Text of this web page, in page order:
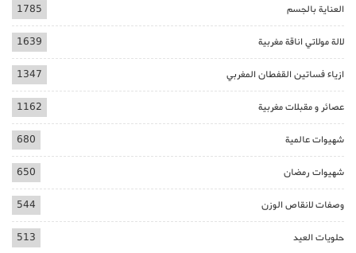
العناية بالجسم 1785
لالة مولاتي اناقة مغربية 1639
ازياء فساتين القفطان المغربي 1347
عصائر و مقبلات مغربية 1162
شهيوات عالمية 680
شهيوات رمضان 650
وصفات لانقاص الوزن 544
حلويات العيد 513